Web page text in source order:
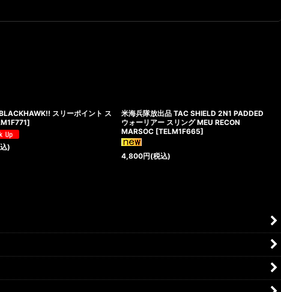
スリーポイント ス
]
)
米海兵隊放出品 TAC SHIELD 2N1 PADDED
ウォーリアー スリング MEU RECON
MARSOC [TELM1F665]
4,800円(税込)